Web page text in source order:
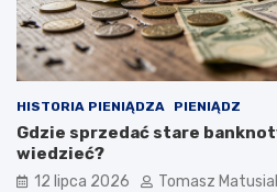
HISTORIA PIENIĄDZA PIENIĄDZ
Gdzie sprzedać stare
wiedzieć?
12 lipca 2026 Tomasz